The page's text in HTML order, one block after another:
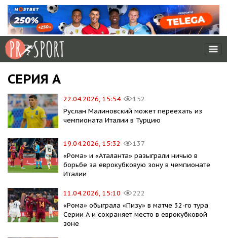
СЕРИЯ А
22.04.2026, 15:54
152
Руслан Малиновский может переехать из
чемпионата Италии в Турцию
19.04.2026, 15:32
137
«Рома» и «Аталанта» разыграли ничью в
борьбе за еврокубковую зону в чемпионате
Италии
11.04.2026, 15:10
222
«Рома» обыграла «Пизу» в матче 32-го тура
Серии А и сохраняет место в еврокубковой
зоне